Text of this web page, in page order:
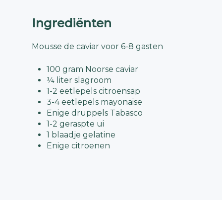
Ingrediënten
Mousse de caviar voor 6-8 gasten
100 gram Noorse caviar
¼ liter slagroom
1-2 eetlepels citroensap
3-4 eetlepels mayonaise
Enige druppels Tabasco
1-2 geraspte ui
1 blaadje gelatine
Enige citroenen